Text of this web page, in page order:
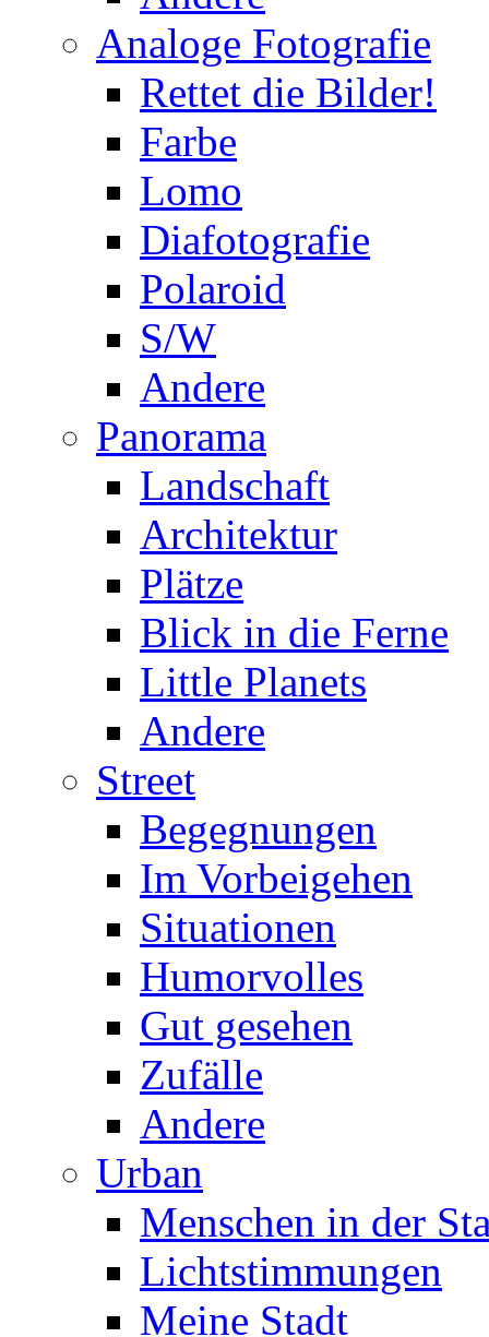
Analoge Fotografie
Rettet die Bilder!
Farbe
Lomo
Diafotografie
Polaroid
S/W
Andere
Panorama
Landschaft
Architektur
Plätze
Blick in die Ferne
Little Planets
Andere
Street
Begegnungen
Im Vorbeigehen
Situationen
Humorvolles
Gut gesehen
Zufälle
Andere
Urban
Menschen in der
Lichtstimmungen
Meine Stadt